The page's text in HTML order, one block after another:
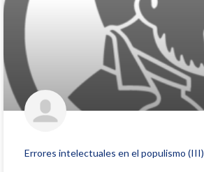
Errores intelectuales en el populismo (III)